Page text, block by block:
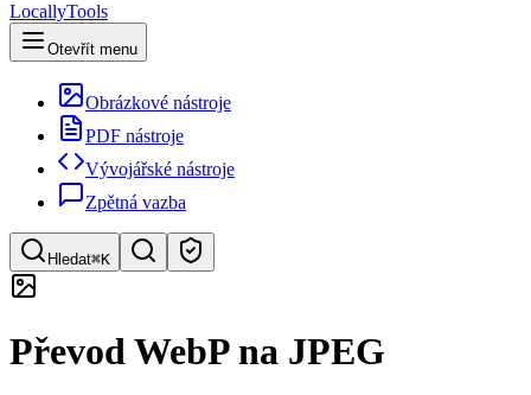
LocallyTools
Otevřít menu
Obrázkové nástroje
PDF nástroje
Vývojářské nástroje
Zpětná vazba
Hledat⌘K
Rychlé vyhledávání nástrojů
Převod WebP na JPEG